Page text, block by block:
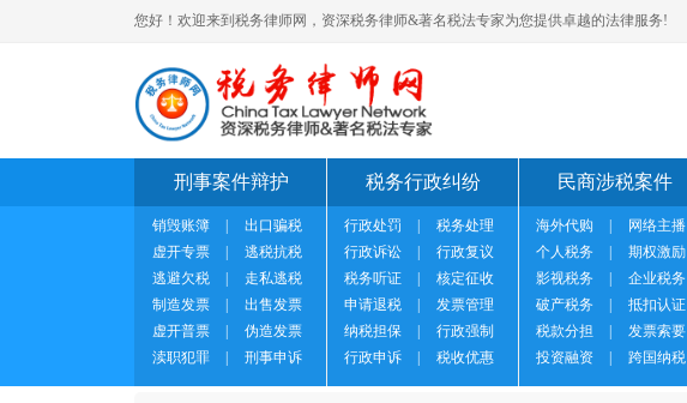
您好！欢迎来到税务律师网，资深税务律师&著名税法专家为您提供卓越的法律服务!
刑事案件辩护
销毁账簿
出口骗税
虚开专票
逃税抗税
逃避欠税
走私逃税
制造发票
出售发票
虚开普票
伪造发票
渎职犯罪
刑事申诉
税务行政纠纷
行政处罚
税务处理
行政诉讼
行政复议
税务听证
核定征收
申请退税
发票管理
纳税担保
行政强制
行政申诉
税收优惠
民商涉税案件
海外代购
网络主播
个人税务
期权激励
影视税务
企业税务
破产税务
抵扣认证
税款分担
发票索要
投资融资
跨国纳税